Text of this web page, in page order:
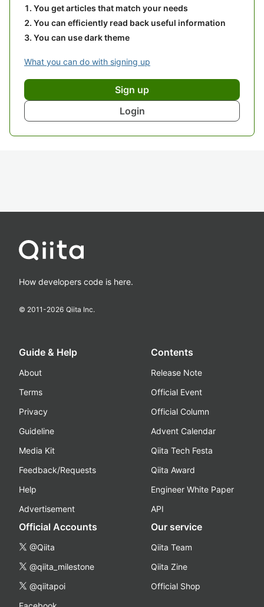
You get articles that match your needs
You can efficiently read back useful information
You can use dark theme
What you can do with signing up
Sign up
Login
How developers code is here.
© 2011-2026 Qiita Inc.
Guide & Help
About
Terms
Privacy
Guideline
Media Kit
Feedback/Requests
Help
Advertisement
Contents
Release Note
Official Event
Official Column
Advent Calendar
Qiita Tech Festa
Qiita Award
Engineer White Paper
API
Official Accounts
@Qiita
@qiita_milestone
@qiitapoi
Our service
Qiita Team
Qiita Zine
Official Shop